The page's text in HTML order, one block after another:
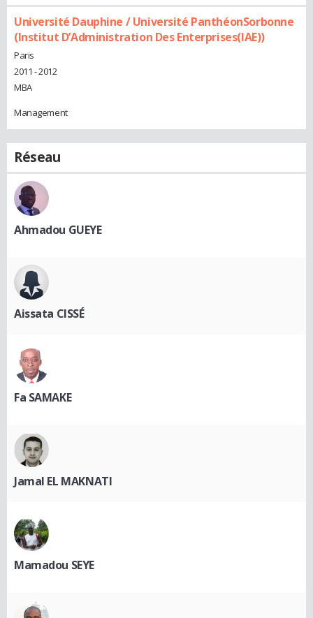
Université Dauphine / Université PanthéonSorbonne
(Institut D’Administration Des Enterprises(IAE))
Paris
2011 - 2012
MBA
Management
Réseau
Ahmadou GUEYE
Aissata CISSÉ
Fa SAMAKE
Jamal EL MAKNATI
Mamadou SEYE